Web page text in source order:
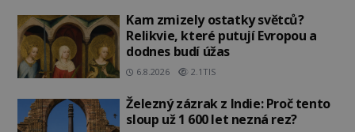
Kam zmizely ostatky světců?
Relikvie, které putují Evropou a
dodnes budí úžas
6.8.2026 2.1TIS
Železný zázrak z Indie: Proč tento
sloup už 1 600 let nezná rez?